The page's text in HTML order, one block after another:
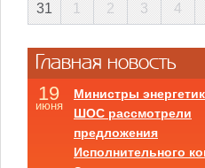
31 1 2 3 4
Главная новость
19
июня
Министры
ШОС рассмотрели
предложения
Исполнительного